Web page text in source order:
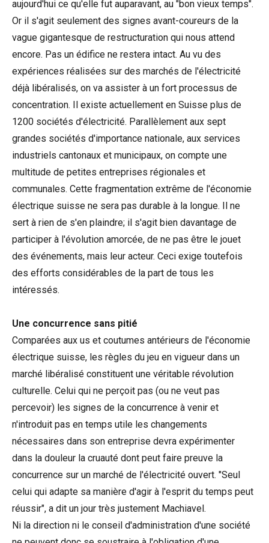
aujourd'hui ce qu'elle fut auparavant, au "bon vieux temps".
Or il s'agit seulement des signes avant-coureurs de la
vague gigantesque de restructuration qui nous attend
encore. Pas un édifice ne restera intact. Au vu des
expériences réalisées sur des marchés de l'électricité
déjà libéralisés, on va assister à un fort processus de
concentration. Il existe actuellement en Suisse plus de
1200 sociétés d'électricité. Parallèlement aux sept
grandes sociétés d'importance nationale, aux services
industriels cantonaux et municipaux, on compte une
multitude de petites entreprises régionales et
communales. Cette fragmentation extrême de l'économie
électrique suisse ne sera pas durable à la longue. Il ne
sert à rien de s'en plaindre; il s'agit bien davantage de
participer à l'évolution amorcée, de ne pas être le jouet
des événements, mais leur acteur. Ceci exige toutefois
des efforts considérables de la part de tous les
intéressés.
Une concurrence sans pitié
Comparées aux us et coutumes antérieurs de l'économie
électrique suisse, les règles du jeu en vigueur dans un
marché libéralisé constituent une véritable révolution
culturelle. Celui qui ne perçoit pas (ou ne veut pas
percevoir) les signes de la concurrence à venir et
n'introduit pas en temps utile les changements
nécessaires dans son entreprise devra expérimenter
dans la douleur la cruauté dont peut faire preuve la
concurrence sur un marché de l'électricité ouvert. "Seul
celui qui adapte sa manière d'agir à l'esprit du temps peut
réussir", a dit un jour très justement Machiavel.
Ni la direction ni le conseil d'administration d'une société